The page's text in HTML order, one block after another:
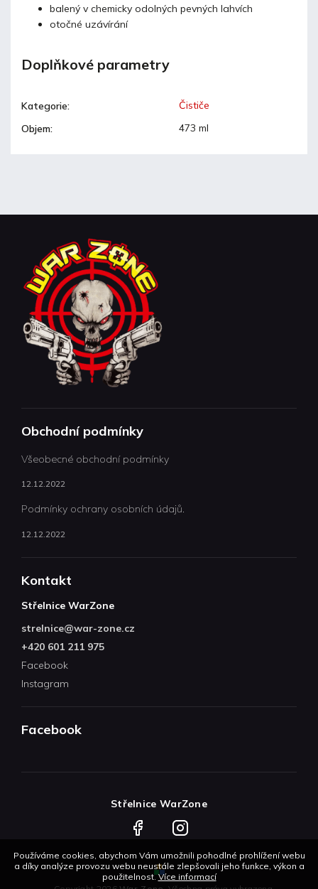
Používáme cookies, abychom Vám umožnili pohodlné prohlížení webu
a díky analýze provozu webu neustále zlepšovali jeho funkce, výkon a
použitelnost.Více informací
balený v chemicky odolných pevných lahvích
otočné uzávírání
Doplňkové parametry
Kategorie:
Čističe
Objem: 473 ml
Obchodní podmínky
Všeobecné obchodní podmínky
12.12.2022
Podmínky ochrany osobních údajů.
12.12.2022
Kontakt
Střelnice WarZone
strelnice@war-zone.cz
+420 601 211 975
Facebook
Instagram
Facebook
Střelnice WarZone
FacebookInstagram